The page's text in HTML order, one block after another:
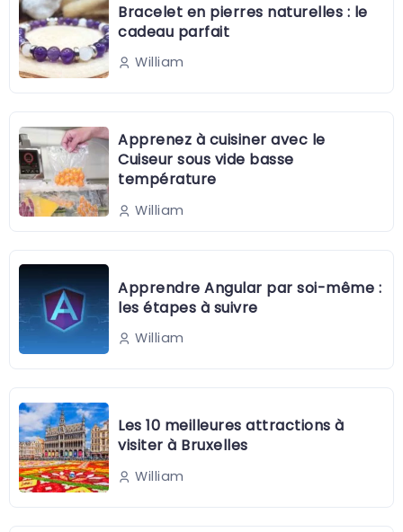
Bracelet en pierres naturelles : le
cadeau parfait
William
Apprenez à cuisiner avec le
Cuiseur sous vide basse
température
William
Apprendre Angular par soi-même :
les étapes à suivre
William
Les 10 meilleures attractions à
visiter à Bruxelles
William